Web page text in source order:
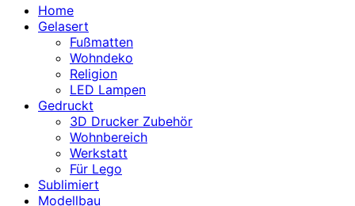
Home
Gelasert
Fußmatten
Wohndeko
Religion
LED Lampen
Gedruckt
3D Drucker Zubehör
Wohnbereich
Werkstatt
Für Lego
Sublimiert
Modellbau